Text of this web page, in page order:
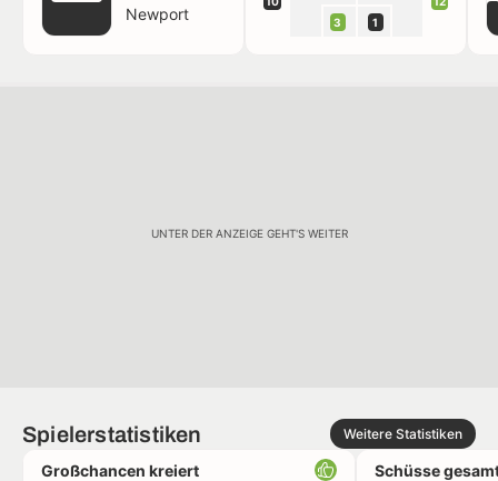
Newport
3 1
UNTER DER ANZEIGE GEHT'S WEITER
Spielerstatistiken Weitere Statistiken
Großchancen kreiert Schüsse